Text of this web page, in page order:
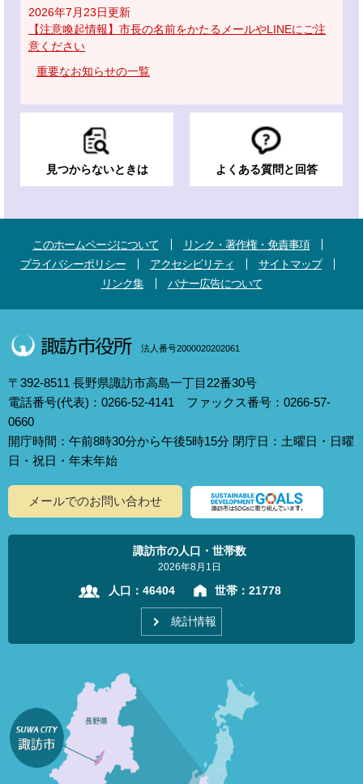
2026年7月23日更新
【注意喚起情報】市長の名前をかたるメールやLINEにご注
意ください
重要なお知らせの一覧
見つからないときは よくある質問と回答
このホームページについて
リンク・著作権・免責事項
プライバシーポリシー
アクセシビリティ
サイトマップ
リンク集
バナー広告について
法人番号2000020202061
〒392-8511 長野県諏訪市高島一丁目22番30号
電話番号(代表)：0266-52-4141 ファックス番号：0266-57-
0660
開庁時間：午前8時30分から午後5時15分 閉庁日：土曜日・日曜
日・祝日・年末年始
メールでのお問い合わせ
諏訪市の人口・世帯数
2026年8月1日
人口： 46404 世帯： 21778
統計情報